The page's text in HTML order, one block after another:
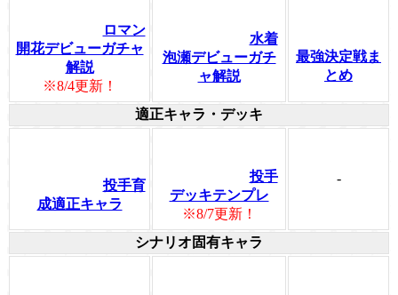
ロマン
開花デビューガチャ
解説
※8/4更新！
水着
泡瀬デビューガチ
ャ解説
最強決定戦ま
とめ
適正キャラ・デッキ
投手育
成適正キャラ
投手
デッキテンプレ
※8/7更新！
-
シナリオ固有キャラ